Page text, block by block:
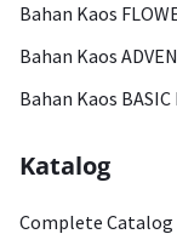
Bahan Kaos
Bahan Kaos
Bahan Kaos BASIC
Katalog
Complete Catalog